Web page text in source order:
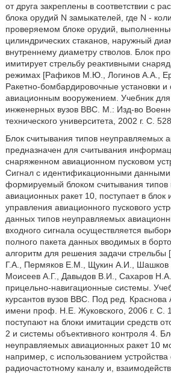
от друга закреплены в соответствии с
блока орудий N замыкателей, где N -
проверяемом блоке орудий,
цилиндрических стаканов, наружный
внутреннему диаметру стволов. Блок
имитирует стрельбу реактивными
режимах [Рафиков М.Ю., Логинов А.А.,
Ракетно-бомбардировочные установки
авиационным вооружением. Учебник для
инженерных вузов ВВС. М.: Изд-во
технического университета, 2002 г. С.
Блок считывания типов неуправляемых
предназначен для считывания
снаряженном авиационном пусковом
Сигнал с идентификационными данными
формируемый блоком считывания
авиационных ракет 10, поступает в блок
управления авиационного пускового
данных типов неуправляемых
входного сигнала осуществляется
полного пакета данных вводимых в
алгоритм для решения задачи стрельбы
Г.А., Пермяков Е.М., Щукин А.И., Шашков
Моисеев А.Г., Давыдов В.И., Сахаров
прицельно-навигационные системы.
курсантов вузов ВВС. Под ред.
имени проф. Н.Е. Жуковского, 2006 г. С.
поступают на блоки имитации средств
2 и системы объективного контроля 4.
неуправляемых авиационных ракет 10
например, с использованием
радиочастотному каналу и,